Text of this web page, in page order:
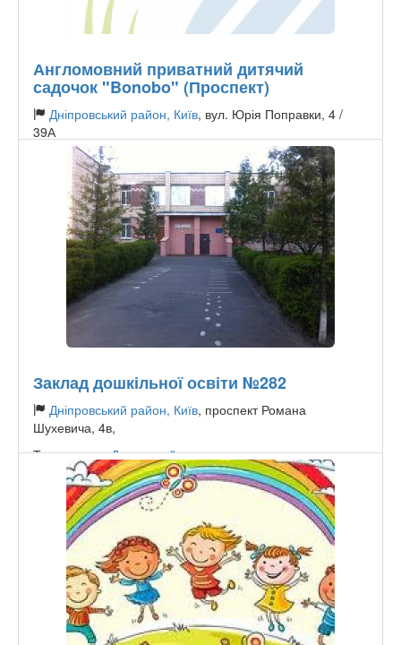
Англомовний приватний дитячий
садочок "Bonobo" (Проспект)
Дніпровський район, Київ, вул. Юрія Поправки, 4 /
39А
Тип садочку:Приватний
Заклад дошкільної освіти №282
Дніпровський район, Київ, проспект Романа
Шухевича, 4в,
Тип садочку:Державний